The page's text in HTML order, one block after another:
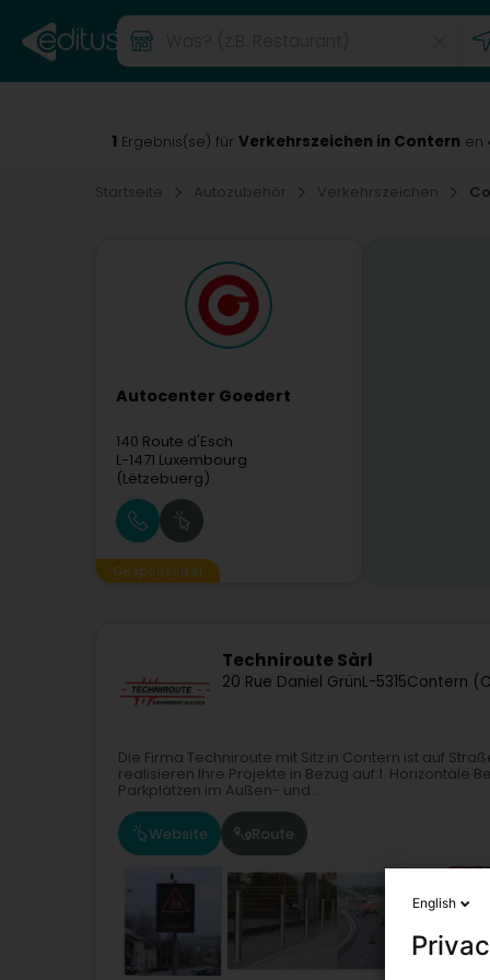
1 Ergebnis(se) für Verkehrszeichen in Contern en
Startseite Autozubehör Verkehrszeichen
Autocenter Goedert
140 Route d'Esch
L-1471 Luxembourg
(Lëtzebuerg)
Gesponserter
Techniroute Sàrl
20 Rue Daniel GrünL-5315Contern
Die Firma Techniroute mit Sitz in Contern ist auf
realisieren Ihre Projekte in Bezug auf:1. Horizontale
Parkplätzen im Außen- und...
Website Route
English